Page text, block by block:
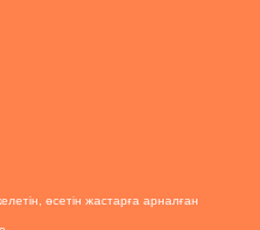
өсетін жастарға арналған